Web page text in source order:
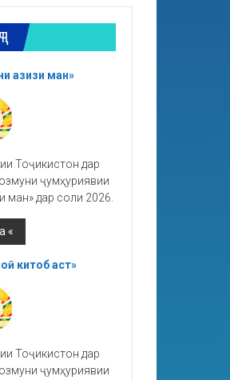
азизи ман»
Тоҷикистон дар
ҷумҳуриявии
ман» дар соли 2026.
китоб аст»
Тоҷикистон дар
ҷумҳуриявии